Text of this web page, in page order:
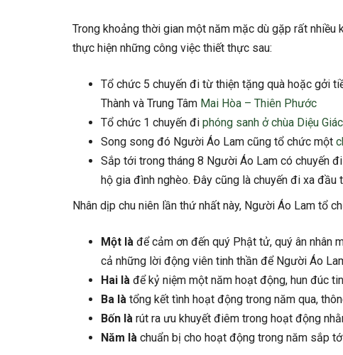
Trong khoảng thời gian một năm mặc dù gặp rất
thực hiện những công việc thiết thực sau:
Tổ chức 5 chuyến đi từ thiện tặng quà hoặc gởi
Thành và Trung Tâm Mai Hòa – Thiên Phước
Tổ chức 1 chuyến đi phóng sanh ở chùa Diệu Giác
Song song đó Người Áo Lam cũng tổ chức một
Sắp tới trong tháng 8 Người Áo Lam có chuyến
hộ gia đình nghèo. Đây cũng là chuyến đi xa
Nhân dịp chu niên lần thứ nhất này, Người Áo Lam tổ
Một là để cảm ơn đến quý Phật tử, quý ân nhân
cả những lời động viên tinh thần để Người Áo
Hai là để kỷ niệm một năm hoạt động, hun đúc
Ba là tổng kết tình hoạt động trong năm qua,
Bốn là rút ra ưu khuyết điêm trong hoạt động
Năm là chuẩn bị cho hoạt động trong năm sắp